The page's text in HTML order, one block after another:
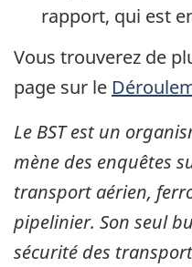
rapport, qui est
Vous trouverez de
page sur le
Le BST est un
mène des enquêtes
transport aérien,
pipelinier. Son seul
sécurité des